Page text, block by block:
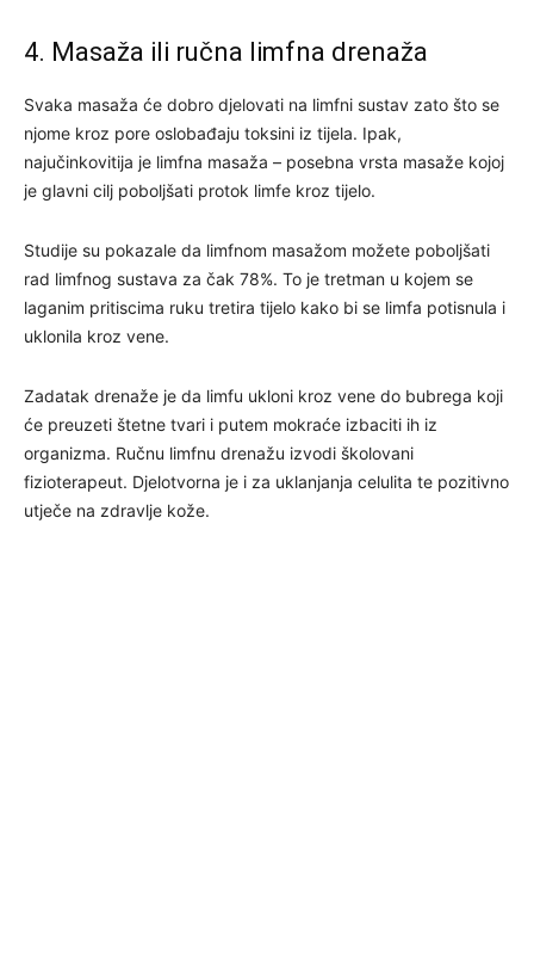
4. Masaža ili ručna limfna drenaža
Svaka masaža će dobro djelovati na limfni sustav zato što se
njome kroz pore oslobađaju toksini iz tijela. Ipak,
najučinkovitija je limfna masaža – posebna vrsta masaže kojoj
je glavni cilj poboljšati protok limfe kroz tijelo.
Studije su pokazale da limfnom masažom možete poboljšati
rad limfnog sustava za čak 78%. To je tretman u kojem se
laganim pritiscima ruku tretira tijelo kako bi se limfa potisnula i
uklonila kroz vene.
Zadatak drenaže je da limfu ukloni kroz vene do bubrega koji
će preuzeti štetne tvari i putem mokraće izbaciti ih iz
organizma. Ručnu limfnu drenažu izvodi školovani
fizioterapeut. Djelotvorna je i za uklanjanja celulita te pozitivno
utječe na zdravlje kože.